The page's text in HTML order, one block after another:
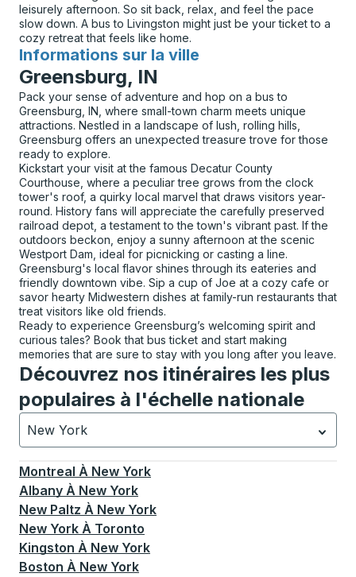
leisurely afternoon. So sit back, relax, and feel the pace
slow down. A bus to Livingston might just be your ticket to a
cozy retreat that feels like home.
Informations sur la ville
pour
Greensburg, IN
Pack your sense of adventure and hop on a bus to
Greensburg, IN, where small-town charm meets unique
attractions. Nestled in a landscape of lush, rolling hills,
Greensburg offers an unexpected treasure trove for those
ready to explore.
Kickstart your visit at the famous Decatur County
Courthouse, where a peculiar tree grows from the clock
tower's roof, a quirky local marvel that draws visitors year-
round. History fans will appreciate the carefully preserved
railroad depot, a testament to the town's vibrant past. If the
outdoors beckon, enjoy a sunny afternoon at the scenic
Westport Dam, ideal for picnicking or casting a line.
Greensburg's local flavor shines through its eateries and
friendly downtown vibe. Sip a cup of Joe at a cozy cafe or
savor hearty Midwestern dishes at family-run restaurants that
treat visitors like old friends.
Ready to experience Greensburg’s welcoming spirit and
curious tales? Book that bus ticket and start making
memories that are sure to stay with you long after you leave.
Découvrez nos itinéraires les plus
populaires à l'échelle nationale
New York
Actuellement sélectionné: New York.La sélection est
Montreal À New York
Albany À New York
New Paltz À New York
New York À Toronto
Kingston À New York
Boston À New York